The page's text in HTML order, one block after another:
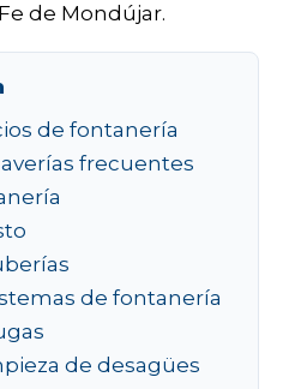
de Mondújar.
de fontanería
frecuentes
de fontanería
de desagües